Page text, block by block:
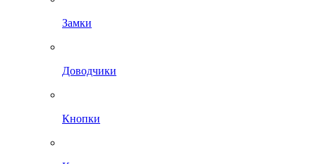
Замки
Доводчики
Кнопки